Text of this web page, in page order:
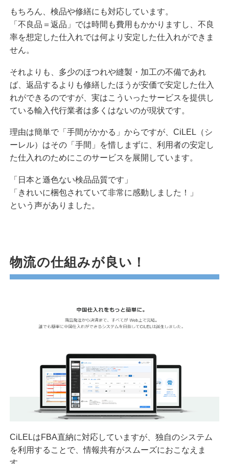
もちろん、検品や修繕にも対応しています。
「不良品＝返品」では時間も費用もかかりますし、不良
率を想定した仕入れでは何より安定した仕入れができま
せん。
それよりも、多少のほつれや縫製・加工の不備であれ
ば、返品するよりも修繕したほうが安価で安定した仕入
れができるのですが、実はこういったサービスを提供し
ている輸入代行業者は多くはないのが現状です。
理由は簡単で「手間がかかる」からですが、CiLEL（シ
ーレル）はその「手間」を惜しまずに、利用者の安定し
た仕入れのためにこのサービスを展開しています。
「日本と遜色ない検品品質です」
「きれいに梱包されていて非常に感動しました！」
という声がありました。
物流の仕組みが良い！
CiLELはFBA直納に対応していますが、独自のシステム
を利用することで、情報共有がスムーズにおこなえま